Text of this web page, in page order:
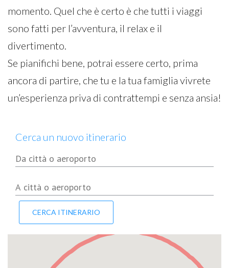
momento. Quel che è certo è che tutti i viaggi
sono fatti per l’avventura, il relax e il
divertimento.
Se pianifichi bene, potrai essere certo, prima
ancora di partire, che tu e la tua famiglia vivrete
un’esperienza priva di contrattempi e senza ansia!
Cerca un nuovo itinerario